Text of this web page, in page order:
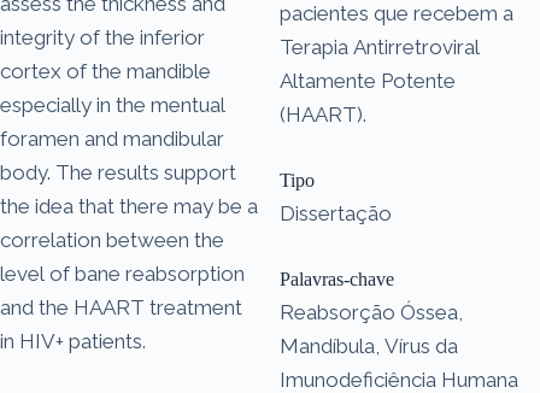
integrity of the inferior
cortex of the mandible
especially in the mentual
foramen and mandibular
body. The results support
the idea that there may be a
correlation between the
level of bane reabsorption
and the HAART treatment
in HIV+ patients.
pacientes que recebem a
Terapia Antirretroviral
Altamente Potente
(HAART).
Tipo
Dissertação
Palavras-chave
Reabsorção Óssea,
Mandíbula, Vírus da
Imunodeficiência Humana